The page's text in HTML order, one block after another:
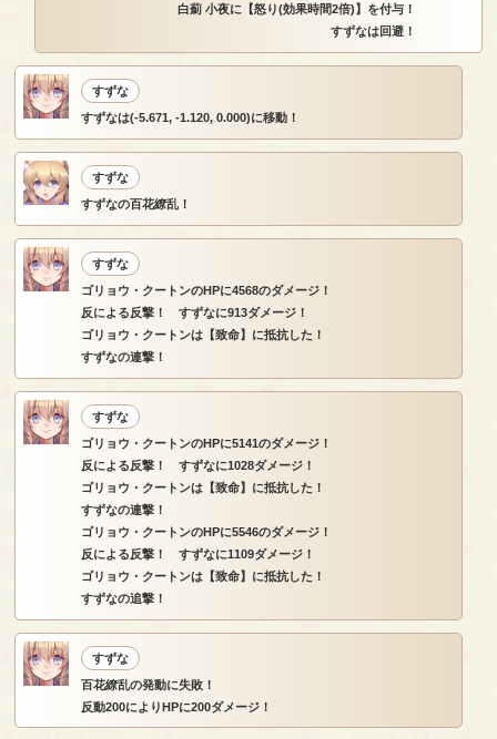
白薊 小夜に【怒り(効果時間2倍)】を付与！
すずなは回避！
すずな
すずなは(-5.671, -1.120, 0.000)に移動！
すずな
すずなの百花繚乱！
すずな
ゴリョウ・クートンのHPに4568のダメージ！
反による反撃！ すずなに913ダメージ！
ゴリョウ・クートンは【致命】に抵抗した！
すずなの連撃！
すずな
ゴリョウ・クートンのHPに5141のダメージ！
反による反撃！ すずなに1028ダメージ！
ゴリョウ・クートンは【致命】に抵抗した！
すずなの連撃！
ゴリョウ・クートンのHPに5546のダメージ！
反による反撃！ すずなに1109ダメージ！
ゴリョウ・クートンは【致命】に抵抗した！
すずなの追撃！
すずな
百花繚乱の発動に失敗！
反動200によりHPに200ダメージ！